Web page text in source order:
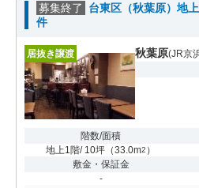
募集終了
台東区（秋葉原）地
件
居抜き譲渡 秋葉原(JR京
階数/面積
地上1階/ 10坪 （33.0m2 ）
敷金・保証金
-